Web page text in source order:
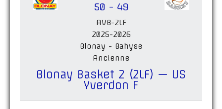
50 - 49
AVB-2LF
2025-2026
Blonay - Bahyse
Ancienne
Blonay Basket 2 (2LF) — US
Yverdon F